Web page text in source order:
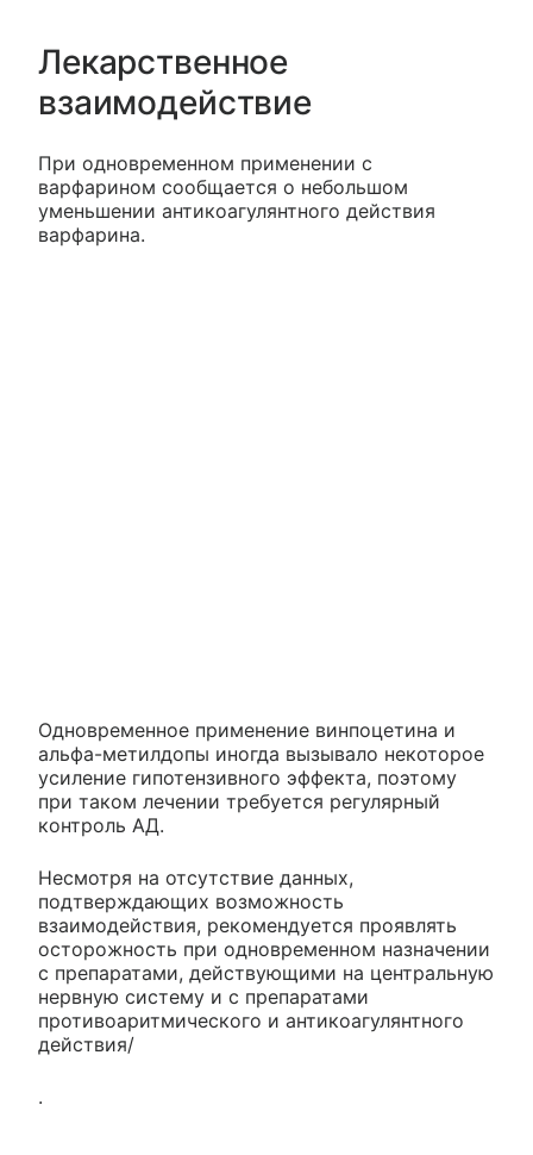
Лекарственное
взаимодействие
При одновременном применении с
варфарином сообщается о небольшом
уменьшении антикоагулянтного действия
варфарина.
Одновременное применение винпоцетина и
альфа-метилдопы иногда вызывало некоторое
усиление гипотензивного эффекта, поэтому
при таком лечении требуется регулярный
контроль АД.
Несмотря на отсутствие данных,
подтверждающих возможность
взаимодействия, рекомендуется проявлять
осторожность при одновременном назначении
с препаратами, действующими на центральную
нервную систему и с препаратами
противоаритмического и антикоагулянтного
действия/
.